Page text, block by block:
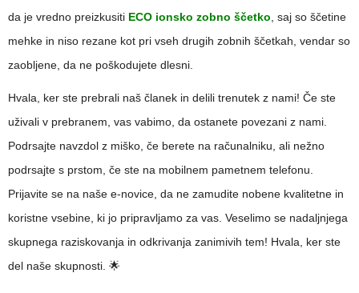
da je vredno preizkusiti ECO ionsko zobno ščetko , saj so ščetine
mehke in niso rezane kot pri vseh drugih zobnih ščetkah, vendar so
zaobljene, da ne poškodujete dlesni.
Hvala, ker ste prebrali naš članek in delili trenutek z nami! Če ste
uživali v prebranem, vas vabimo, da ostanete povezani z nami.
Podrsajte navzdol z miško, če berete na računalniku, ali nežno
podrsajte s prstom, če ste na mobilnem pametnem telefonu.
Prijavite se na naše e-novice, da ne zamudite nobene kvalitetne in
koristne vsebine, ki jo pripravljamo za vas. Veselimo se nadaljnjega
skupnega raziskovanja in odkrivanja zanimivih tem! Hvala, ker ste
del naše skupnosti. 🌟